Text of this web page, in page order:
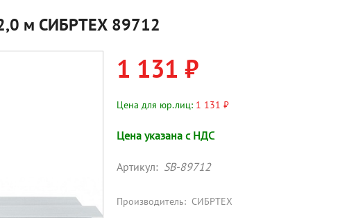
м СИБРТЕХ 89712
1 131 ₽
Цена для юр.лиц: 1 131 ₽
Цена указана с НДС
Артикул: SB-89712
Производитель: СИБРТЕХ